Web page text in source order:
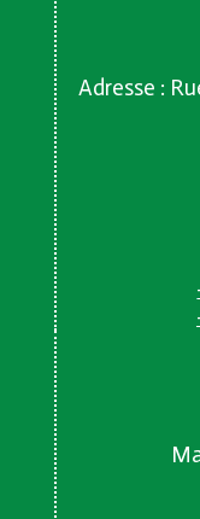
Adresse :